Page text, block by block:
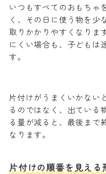
いつもすべてのおもちゃ
く、その日に使う物を少
取りかかりやすくなりま
にくい場合も、子どもは
す。
片付けがうまくいかない
るのではなく、出ている
る量が減ると、最後まで
なります。
片付けの順番を見える